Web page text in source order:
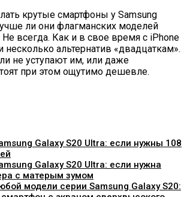
крутые смартфоны у Samsung
ли они флагманских моделей
всегда. Как и в свое время с iPhone
альтернатив «двадцаткам».
не уступают им, или даже
при этом ощутимо дешевле.
Galaxy S20 Ultra: если нужны 108
Galaxy S20 Ultra: если нужна
с матерым зумом
модели серии Samsung Galaxy S20: